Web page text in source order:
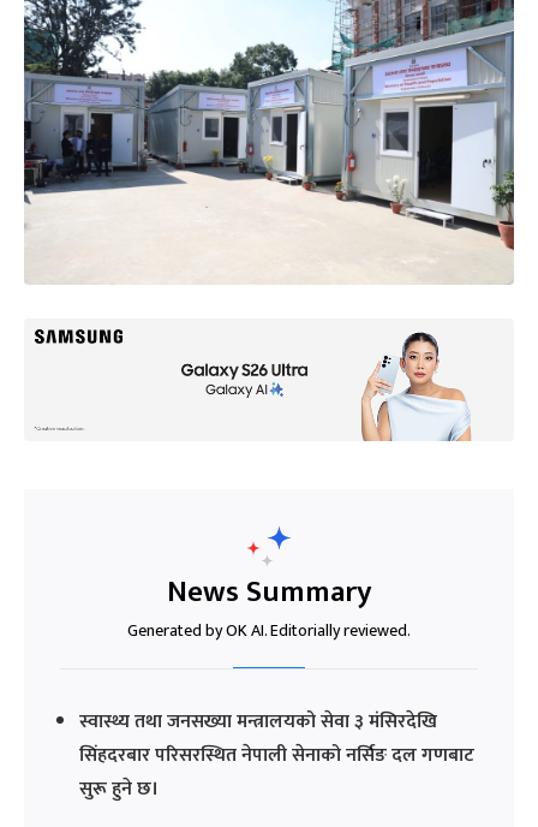
News Summary
Generated by OK AI. Editorially reviewed.
स्वास्थ्य तथा जनसख्या मन्त्रालयको सेवा ३ मंसिरदेखि
सिंहदरबार परिसरस्थित नेपाली सेनाको नर्सिङ दल गणबाट
सुरू हुने छ।